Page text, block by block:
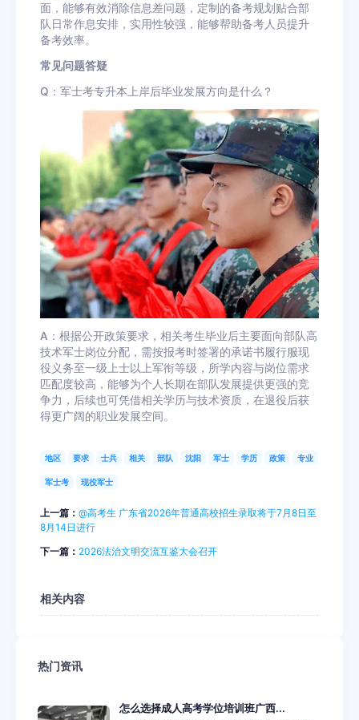
面，能够有效消除信息差问题，定制的备考规划贴合部
队日常作息安排，实用性较强，能够帮助备考人员提升
备考效率。
常见问题答疑
Q：军士考专升本上岸后毕业发展方向是什么？
A：根据公开政策要求，相关考生毕业后主要面向部队高
技术军士岗位分配，需按报考时签署的承诺书履行服现
役义务至一级上士以上军衔等级，所学内容与岗位需求
匹配度较高，能够为个人长期在部队发展提供更强的竞
争力，后续也可凭借相关学历与技术资质，在退役后获
得更广阔的职业发展空间。
地区 要求 士兵 相关 部队 沈阳 军士 学历 政策 专业
军士考 现役军士
上一篇： @高考生 广东省2026年普通高校招生录取将于7月8日至
8月14日进行
下一篇： 2026法治文明交流互鉴大会召开
相关内容
热门资讯
怎么选择成人高考学位培训班广西...